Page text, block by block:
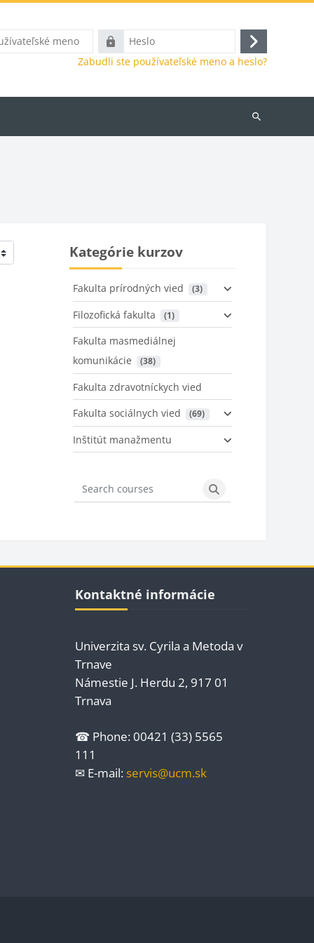
Heslo
Prihlásiť
sa
Zabudli ste používateľské meno a heslo?
Vyhľadať
Kategórie kurzov
Fakulta prírodných vied (3)
Filozofická fakulta (1)
Fakulta masmediálnej
komunikácie
(38)
Fakulta zdravotníckych vied
Fakulta sociálnych vied
(69)
Inštitút manažmentu
Search courses
Search courses
Bloky
Kontaktné informácie
Univerzita sv. Cyrila a Metoda v
Trnave
Námestie J. Herdu 2, 917 01
Trnava
☎ Phone: 00421 (33) 5565
111
✉ E-mail: servis@ucm.sk